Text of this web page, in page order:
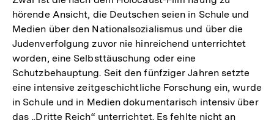
hörende Ansicht, die Deutschen seien in Schule und
Medien über den Nationalsozialismus und über die
Judenverfolgung zuvor nie hinreichend unterrichtet
worden, eine Selbsttäuschung oder eine
Schutzbehauptung. Seit den fünfziger Jahren setzte
eine intensive zeitgeschichtliche Forschung ein, wurde
in Schule und in Medien dokumentarisch intensiv über
das „Dritte Reich“ unterrichtet. Es fehlte nicht an